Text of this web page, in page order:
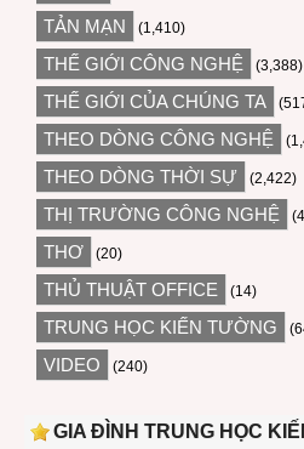
TẢN MẠN (1,410)
THẾ GIỚI CÔNG NGHỆ (3,388)
THẾ GIỚI CỦA CHÚNG TA
THEO DÒNG CÔNG NGHỆ
THEO DÒNG THỜI SỰ (2,422)
THỊ TRƯỜNG CÔNG NGHỆ
THƠ (20)
THỦ THUẬT OFFICE (14)
TRUNG HỌC KIẾN TƯỜNG
VIDEO (240)
GIA ĐÌNH TRUNG HỌC